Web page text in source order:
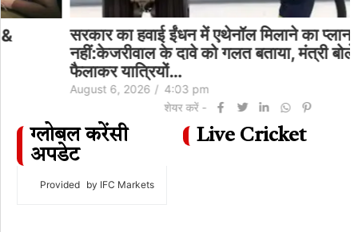
सरकार का हवाई ईंधन में एथेनॉल मिलाने का प्लान
नहीं:केजरीवाल के दावे को गलत बताया, मंत्री बोले- अफवाह
फैलाकर यात्रियों…
August 6, 2026 / 4:03 pm
ग्लोबल करेंसी
अपडेट
Provided by IFC Markets
Live Cricket